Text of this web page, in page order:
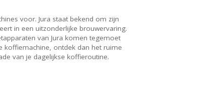
voor. Jura staat bekend om zijn
in een uitzonderlijke brouwervaring.
van Jura komen tegemoet
koffiemachine, ontdek dan het ruime
van je dagelijkse koffieroutine.